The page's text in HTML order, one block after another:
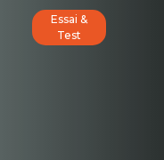
Essai &
Test